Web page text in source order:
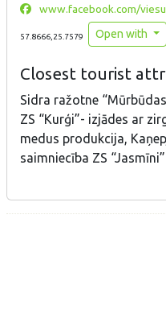
www.facebook.com/
57.8666,25.7579 Open with
Closest tourist
Sidra ražotne
ZS “Kurģi”- izjādes ar
medus produkcija,
saimniecība ZS “Jasmīni”.